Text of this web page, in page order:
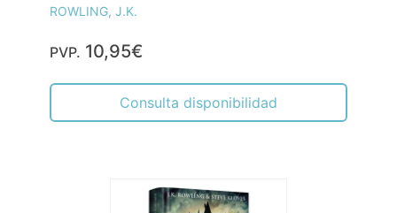
ROWLING, J.K.
PVP. 10,95€
Consulta disponibilidad